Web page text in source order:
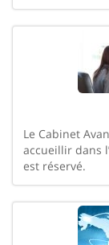
Le Cabinet
accueillir dans
est réservé.